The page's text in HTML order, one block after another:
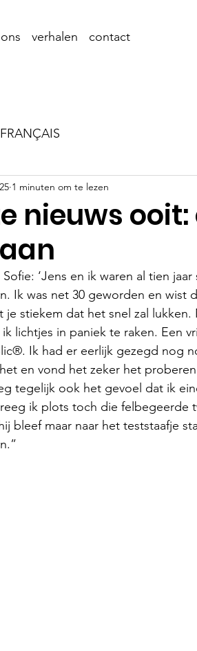
verhalen contact
FRANÇAIS
nieuws ooit:
1 minuten om te lezen
Sofie: ‘Jens en ik waren al tien
Ik was net 30 geworden en wist
je stiekem dat het snel zal
lichtjes in paniek te raken. Een
Ik had er eerlijk gezegd nog
en vond het zeker het
tegelijk ook het gevoel dat ik
ik plots toch die felbegeerde
bleef maar naar het teststaafje